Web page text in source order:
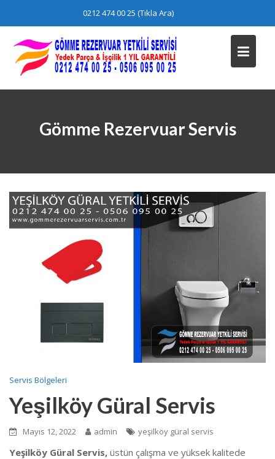
content
0212 474 00 25 (Tıkla Ara)
Gömme Rezervuar Servis
Servis Bölgeleri
Yeşilköy Güral Servis
Mayıs 12, 2022 admin yeşilköy güral servis
Yeşilköy Güral Servis, üstün çalışma ve yüksek kalitede